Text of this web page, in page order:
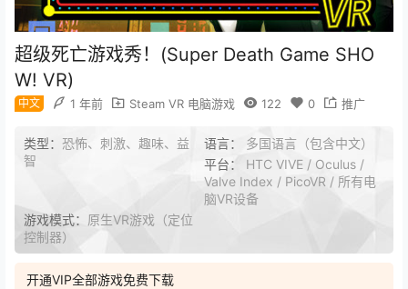
超级死亡游戏秀！(Super Death Game SHO
W! VR)
中文 1 年前 Steam VR 电脑游戏 122 0 推广
类型： 恐怖、刺激、趣味、益
智
语言： 多国语言（包含中文）
平台： HTC VIVE / Oculus /
Valve Index / PicoVR / 所有电
脑VR设备
游戏模式： 原生VR游戏（定位
控制器）
开通VIP全部游戏免费下载